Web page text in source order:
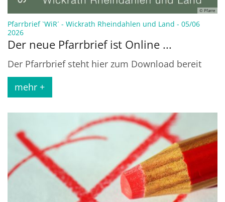
© Pfarre
Pfarrbrief `WiR´ - Wickrath Rheindahlen und Land - 05/06
2026:
Der neue Pfarrbrief ist Online ...
Der Pfarrbrief steht hier zum Download bereit
mehr +